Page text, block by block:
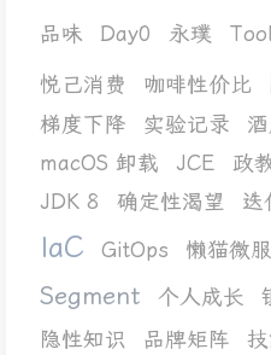
品味
Day0 永璞
悦己消费 咖啡性价比
梯度下降 实验记录
macOS 卸载
JCE 政
JDK 8
确定性渴望 迭
IaC GitOps 懒猫微服
Segment 个人成长
隐性知识
品牌矩阵